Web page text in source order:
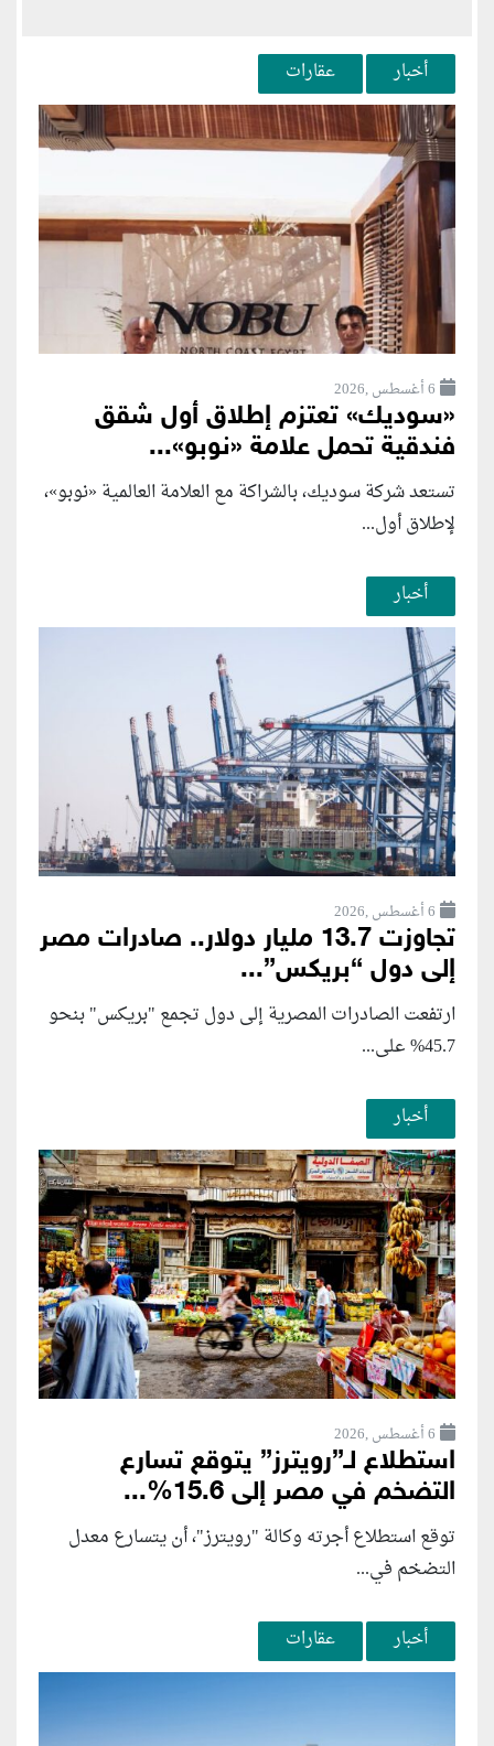
أخبار عقارات
6 أغسطس ,2026
«سوديك» تعتزم إطلاق أول شقق
فندقية تحمل علامة «نوبو»...
تستعد شركة سوديك، بالشراكة مع العلامة العالمية «نوبو»،
لإطلاق أول...
أخبار
6 أغسطس ,2026
تجاوزت 13.7 مليار دولار.. صادرات مصر
إلى دول “بريكس”...
ارتفعت الصادرات المصرية إلى دول تجمع "بريكس" بنحو
45.7% على...
أخبار
6 أغسطس ,2026
استطلاع لـ”رويترز” يتوقع تسارع
التضخم في مصر إلى 15.6%...
توقع استطلاع أجرته وكالة "رويترز"، أن يتسارع ‌معدل
التضخم في...
أخبار عقارات